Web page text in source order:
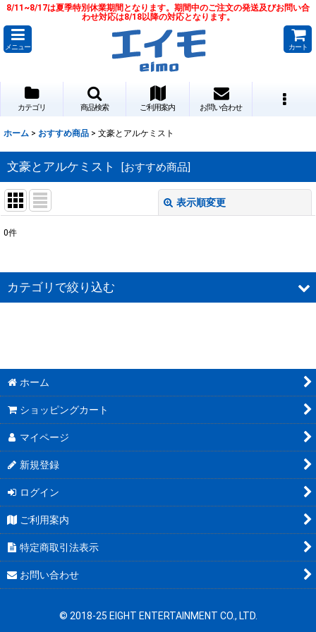
8/11~8/17は夏季特別休業期間となります。期間中のご注文の発送及びお問い合
わせ対応は8/18以降の対応となります。
メニュー カート
カテゴリ 商品検索 ご利用案内 お問い合わせ
ホーム > おすすめ商品 > 文豪とアルケミスト
文豪とアルケミスト [おすすめ商品]
表示順変更
表示数 :
0件
カテゴリで絞り込む
COLLABOCAFEHONPOコラボ商品
ホーム
ショッピングカート
マイページ
新規登録
ログイン
ご利用案内
特定商取引法表示
お問い合わせ
© 2018-25 EIGHT ENTERTAINMENT CO., LTD.